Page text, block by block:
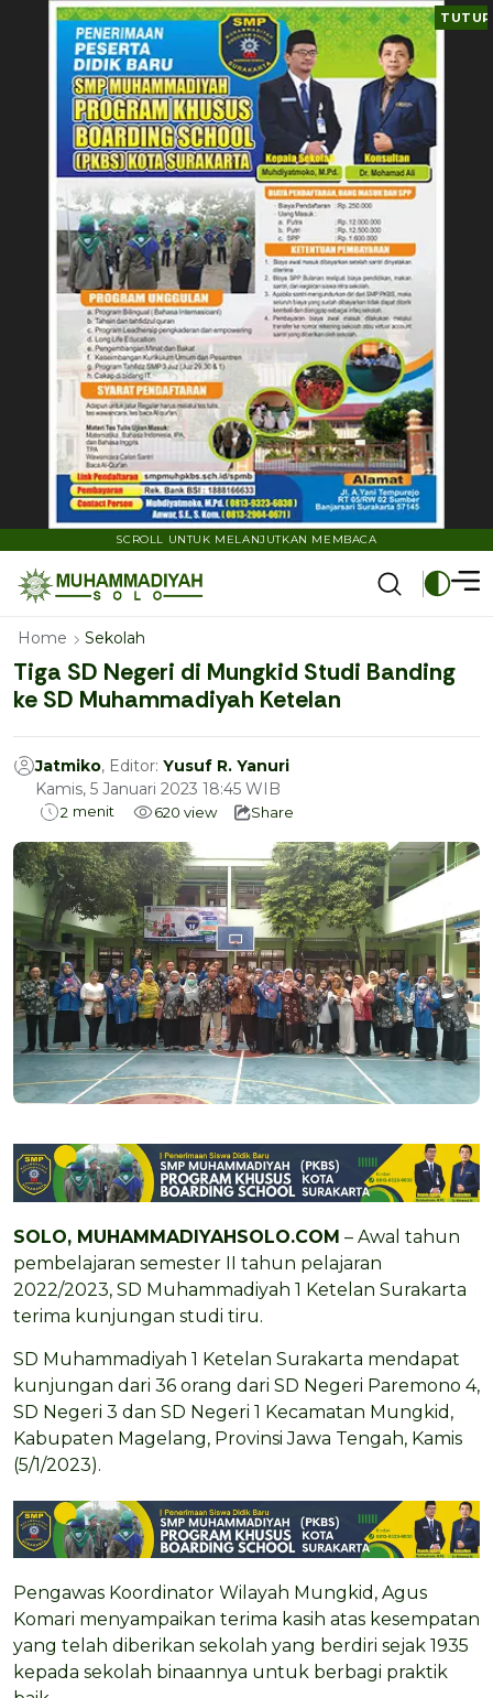
TUTUP
SCROLL UNTUK MELANJUTKAN MEMBACA
Home Sekolah
Tiga SD Negeri di Mungkid Studi Banding
ke SD Muhammadiyah Ketelan
Jatmiko, Editor: Yusuf R. Yanuri
Kamis, 5 Januari 2023 18:45 WIB
2 menit 620 view Share
SOLO, MUHAMMADIYAHSOLO.COM – Awal tahun
pembelajaran semester II tahun pelajaran
2022/2023, SD Muhammadiyah 1 Ketelan Surakarta
terima kunjungan studi tiru.
SD Muhammadiyah 1 Ketelan Surakarta mendapat
kunjungan dari 36 orang dari SD Negeri Paremono 4,
SD Negeri 3 dan SD Negeri 1 Kecamatan Mungkid,
Kabupaten Magelang, Provinsi Jawa Tengah, Kamis
(5/1/2023).
Pengawas Koordinator Wilayah Mungkid, Agus
Komari menyampaikan terima kasih atas kesempatan
yang telah diberikan sekolah yang berdiri sejak 1935
kepada sekolah binaannya untuk berbagi praktik